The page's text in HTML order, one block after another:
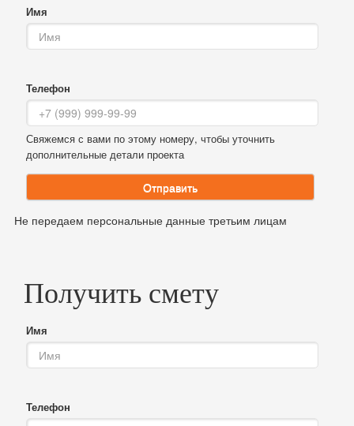
Имя
Телефон
Свяжемся с вами по этому номеру, чтобы уточнить
дополнительные детали проекта
Отправить
Не передаем персональные данные третьим лицам
Получить смету
Имя
Телефон